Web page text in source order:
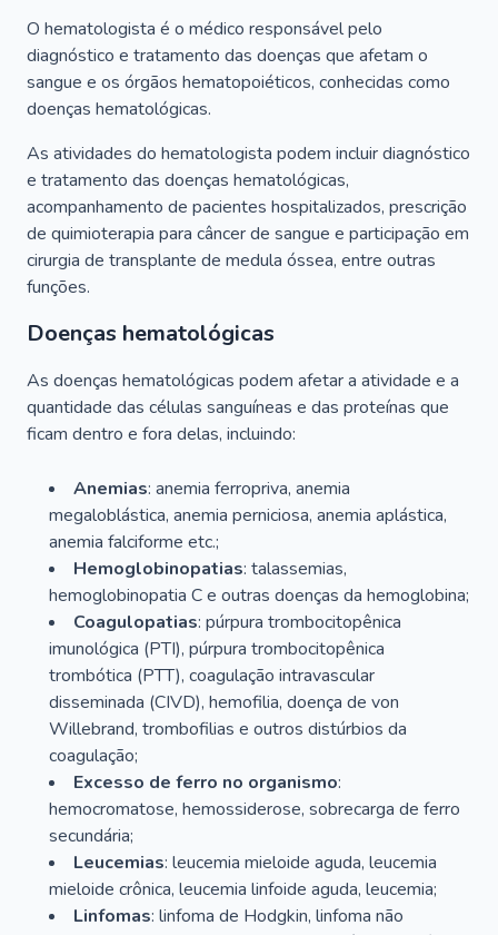
O hematologista é o médico responsável pelo
diagnóstico e tratamento das doenças que afetam o
sangue e os órgãos hematopoiéticos, conhecidas como
doenças hematológicas.
As atividades do hematologista podem incluir diagnóstico
e tratamento das doenças hematológicas,
acompanhamento de pacientes hospitalizados, prescrição
de quimioterapia para câncer de sangue e participação em
cirurgia de transplante de medula óssea, entre outras
funções.
Doenças hematológicas
As doenças hematológicas podem afetar a atividade e a
quantidade das células sanguíneas e das proteínas que
ficam dentro e fora delas, incluindo:
Anemias: anemia ferropriva, anemia
megaloblástica, anemia perniciosa, anemia aplástica,
anemia falciforme etc.;
Hemoglobinopatias: talassemias,
hemoglobinopatia C e outras doenças da hemoglobina;
Coagulopatias: púrpura trombocitopênica
imunológica (PTI), púrpura trombocitopênica
trombótica (PTT), coagulação intravascular
disseminada (CIVD), hemofilia, doença de von
Willebrand, trombofilias e outros distúrbios da
coagulação;
Excesso de ferro no organismo:
hemocromatose, hemossiderose, sobrecarga de ferro
secundária;
Leucemias: leucemia mieloide aguda, leucemia
mieloide crônica, leucemia linfoide aguda, leucemia;
Linfomas: linfoma de Hodgkin, linfoma não